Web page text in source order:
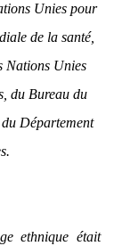
Unies pour
de la santé,
Nations Unies
du Bureau du
Département
ethnique était